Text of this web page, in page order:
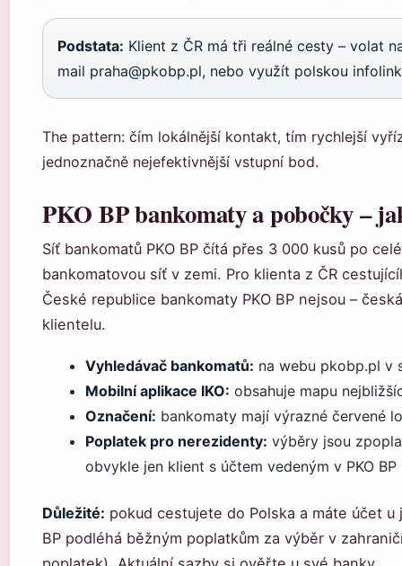
Podstata: Klient z ČR má tři reálné cesty – volat
mail praha@pkobp.pl, nebo využít polskou
The pattern: čím lokálnější kontakt, tím rychlejší
jednoznačně nejefektivnější vstupní bod.
PKO BP bankomaty a pobočky –
Síť bankomatů PKO BP čítá přes 3 000 kusů po
bankomatovou síť v zemi. Pro klienta z ČR
České republice bankomaty PKO BP nejsou –
klientelu.
Vyhledávač bankomatů: na webu pkobp.pl v
Mobilní aplikace IKO: obsahuje mapu
Označení: bankomaty mají výrazné červené
Poplatek pro nerezidenty: výběry jsou
obvykle jen klient s účtem vedeným v PKO BP
Důležité: pokud cestujete do Polska a máte účet u
BP podléhá běžným poplatkům za výběr v